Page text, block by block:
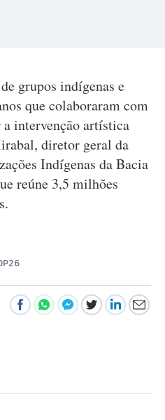
grupos indígenas e
que colaboraram com
intervenção artística
diretor geral da
Indígenas da Bacia
reúne 3,5 milhões